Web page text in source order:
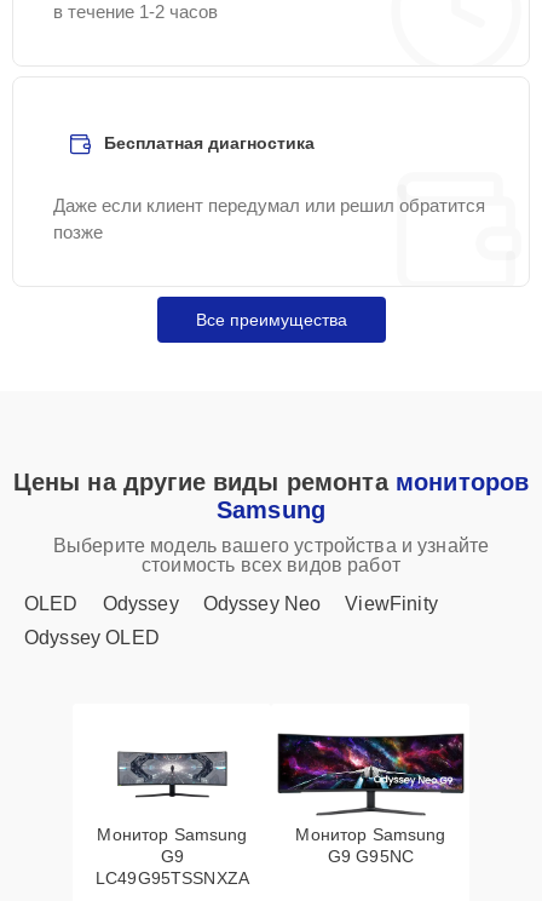
в течение 1-2 часов
Бесплатная диагностика
Даже если клиент передумал или решил обратится
позже
Все преимущества
Цены на другие виды ремонта мониторов
Samsung
Выберите модель вашего устройства и узнайте
стоимость всех видов работ
OLED
Odyssey Odyssey Neo
ViewFinity
Odyssey OLED
Монитор Samsung
G9
LC49G95TSSNXZA
Монитор Samsung
G9 G95NC